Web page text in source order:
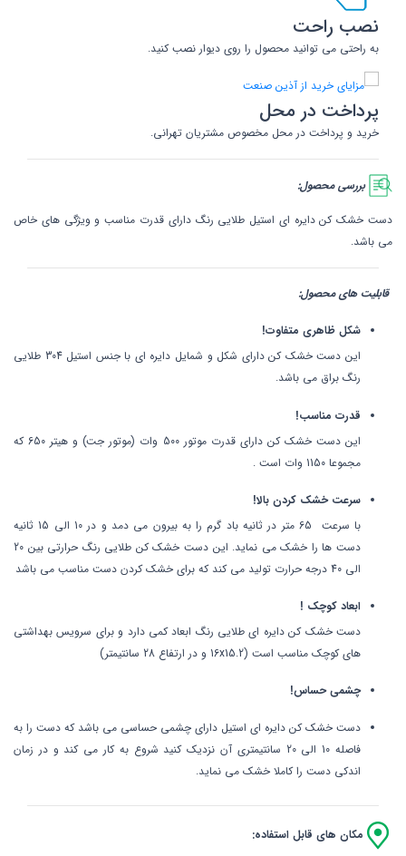
نصب راحت
به راحتی می توانید محصول را روی دیوار نصب کنید.
پرداخت در محل
خرید و پرداخت در محل مخصوص مشتریان تهرانی.
بررسی محصول:
دست خشک کن دایره ای استیل طلایی رنگ دارای قدرت مناسب و ویژگی های خاص
می باشد.
قابلیت های محصول:
شکل ظاهری متفاوت!
این دست خشک کن دارای شکل و شمایل دایره ای با جنس استیل 304 طلایی
رنگ براق می باشد.
قدرت مناسب!
این دست خشک کن دارای قدرت موتور 500 وات (موتور جت) و هیتر 650 که
مجموعا 1150 وات است .
سرعت خشک کردن بالا!
با سرعت 65 متر در ثانیه باد گرم را به بیرون می دمد و در 10 الی 15 ثانیه
دست ها را خشک می نماید. این دست خشک کن طلایی رنگ حرارتی بین 20
الی 40 درجه حرارت تولید می کند که برای خشک کردن دست مناسب می باشد
ابعاد کوچک !
دست خشک کن دایره ای طلایی رنگ ابعاد کمی دارد و برای سرویس بهداشتی
های کوچک مناسب است (16x15.2 و در ارتفاع 28 سانتیمتر)
چشمی حساس!
دست خشک کن دایره ای استیل دارای چشمی حساسی می باشد که دست را به
فاصله 10 الی 20 سانتیمتری آن نزدیک کنید شروع به کار می کند و در زمان
اندکی دست را کاملا خشک می نماید.
مکان های قابل استفاده: